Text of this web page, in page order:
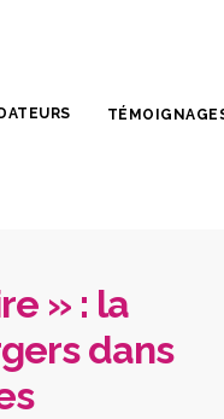
» : la
dans